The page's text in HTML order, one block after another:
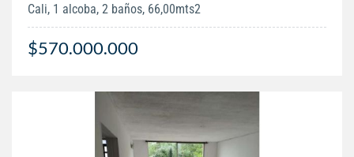
Cali, 1 alcoba, 2 baños, 66,00mts2
$570.000.000